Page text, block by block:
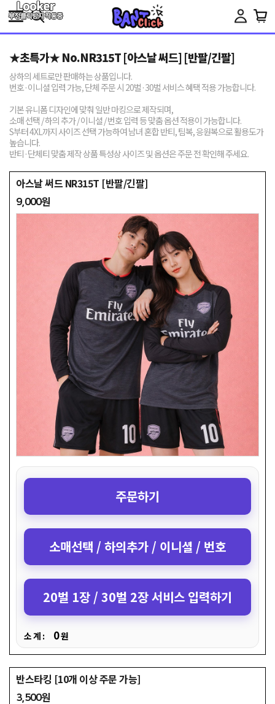
Toggle
★초특가★ No.NR315T [아스날 써드] [반팔/긴팔]
상하의 세트로만 판매하는 상품입니다.
번호·이니셜 입력 가능, 단체 주문 시 20벌·30벌 서비스 혜택 적용 가능합니다.
기본 유니폼 디자인에 맞춰 일반 마킹으로 제작되며,
소매 선택 / 하의 추가 / 이니셜 / 번호 입력 등 맞춤 옵션 적용이 가능합니다.
S부터 4XL까지 사이즈 선택 가능하여 남녀 혼합 반티, 팀복, 응원복으로 활용도가
높습니다.
반티·단체티 맞춤 제작 상품 특성상 사이즈 및 옵션은 주문 전 확인해 주세요.
아스날 써드 NR315T [반팔/긴팔]
9,000원
주문하기
소매선택 / 하의추가 / 이니셜 / 번호
20벌 1장 / 30벌 2장 서비스 입력하기
소 계 : 0원
반스타킹 [10개 이상 주문 가능]
3,500원